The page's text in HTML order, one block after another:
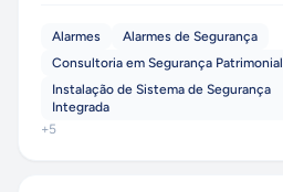
Alarmes
Alarmes de Segurança
Consultoria em Segurança Patrimonial
Instalação de Sistema de Segurança
Integrada
+5